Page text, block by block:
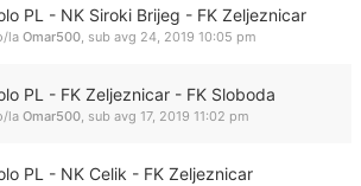
PL - NK Siroki Brijeg - FK Zeljeznicar
la Omar500, sub avg 24, 2019 10:05 pm
PL - FK Zeljeznicar - FK Sloboda
la Omar500, sub avg 17, 2019 11:02 pm
PL - NK Celik - FK Zeljeznicar